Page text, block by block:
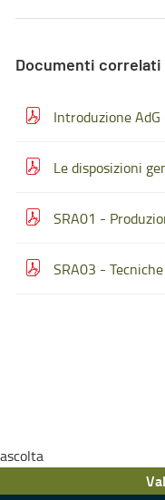
Documenti correlati
Introduzione
Le disposizioni
SRA01 -
SRA03 -
ascolta